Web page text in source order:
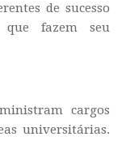
de sucesso
que fazem seu
cargos
universitárias.